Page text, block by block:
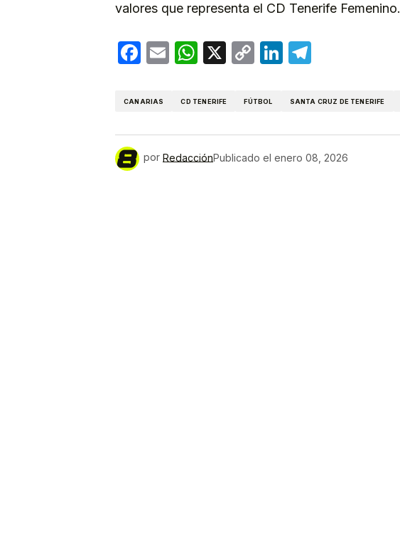
valores que representa el CD Tenerife Femenino.
Facebook
EmailWhatsApp
X
CopyLinkedIn
CANARIAS CD TENERIFE FÚTBOL SANTA CRUZ DE TENERIFE
por RedacciónPublicado el enero 08, 2026